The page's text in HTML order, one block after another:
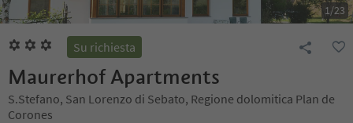
1/23
Su richiesta
Maurerhof Apartments
S.Stefano, San Lorenzo di Sebato, Regione dolomitica Plan de
Corones